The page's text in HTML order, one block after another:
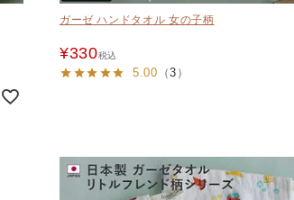
ガーゼ ハンドタオル 女の子柄
¥330税込
5.00 （3 ）